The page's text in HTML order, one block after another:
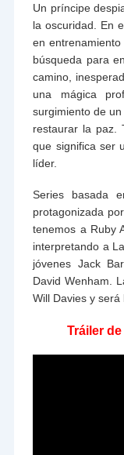
Un príncipe
la oscuridad. En
en
búsqueda para
camino,
una mágica
surgimiento de
restaurar la paz.
que significa ser
líder.
Series basada
protagonizada
tenemos a Ruby
interpretando a
jóvenes Jack
David Wenham.
Will Davies y
Tráiler